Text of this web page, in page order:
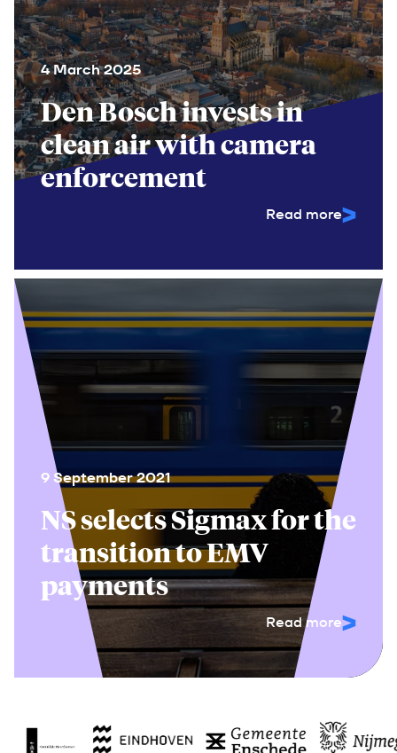
4 March 2025
Den Bosch invests in
clean air with camera
enforcement
Read more
9 September 2021
NS selects Sigmax for the
transition to EMV
payments
Read more